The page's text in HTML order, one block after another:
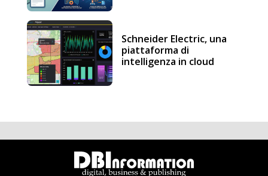
Schneider Electric, una
piattaforma di
intelligenza in cloud